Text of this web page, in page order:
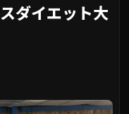
ダイエット大